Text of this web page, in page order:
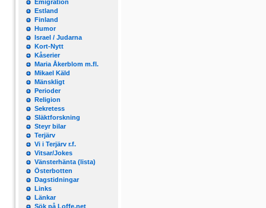
Emigration
Estland
Finland
Humor
Israel / Judarna
Kort-Nytt
Kåserier
Maria Åkerblom m.fl.
Mikael Käld
Mänskligt
Perioder
Religion
Sekretess
Släktforskning
Steyr bilar
Terjärv
Vi i Terjärv r.f.
Vitsar/Jokes
Vänsterhänta (lista)
Österbotten
Dagstidningar
Links
Länkar
Sök på Loffe.net